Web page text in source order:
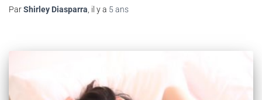
ParShirley Diasparra , il y a 5 ans